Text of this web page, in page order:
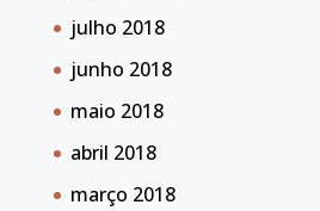
julho 2018
junho 2018
maio 2018
abril 2018
março 2018